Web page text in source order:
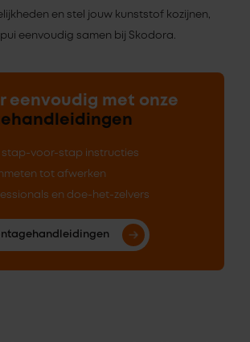
en stel jouw kunststof kozijnen,
eenvoudig samen bij Skodora.
eenvoudig met onze
stap-voor-stap instructies
tot afwerken
en doe-het-zelvers